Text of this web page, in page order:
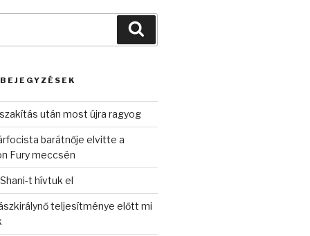
után most újra ragyog
barátnője elvitte a
Fury meccsén
t hívtuk el
teljesítménye előtt mi